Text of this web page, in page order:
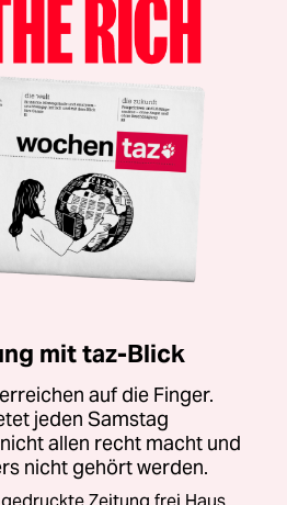
mit taz-Blick
auf die Finger.
jeden Samstag
allen recht macht und
nicht gehört werden.